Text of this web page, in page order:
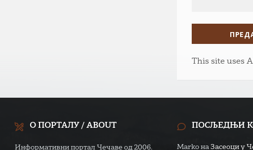
This site uses
О ПОРТАЛУ / ABOUT
Информативни портал Чечаве од 2006.
ПОСЉЕДЊИ
Marko наЗасеоци у